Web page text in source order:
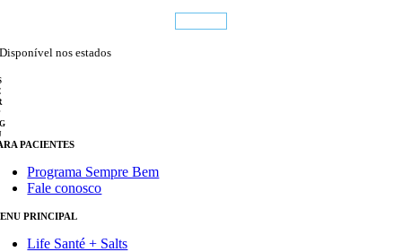
Disponível nos estados
PACIENTES
Programa Sempre Bem
Fale conosco
PRINCIPAL
Life Santé + Salts